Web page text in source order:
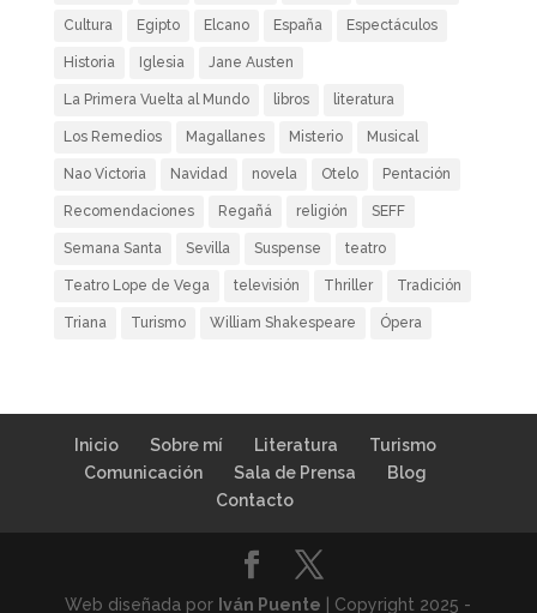
Cultura Egipto Elcano España Espectáculos
Historia Iglesia Jane Austen
La Primera Vuelta al Mundo libros literatura
Los Remedios Magallanes Misterio Musical
Nao Victoria Navidad novela Otelo Pentación
Recomendaciones Regañá religión SEFF
Semana Santa Sevilla Suspense teatro
Teatro Lope de Vega televisión Thriller Tradición
Triana Turismo William Shakespeare Ópera
Inicio Sobre mí Literatura
Turismo
Comunicación
Sala de Prensa
Blog
Contacto
Web diseñada por Iván Puente | Copyright 2025 -